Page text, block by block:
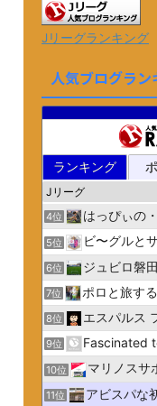
Jリーグランキング
人気ブログラン
ランキング
4位 はっぴぃの
5位 ビ〜グルとサ
6位 ジュビロ磐田
7位 ポロと旅す
8位 エスパルス
9位 Fascinated
10位 マリノスサ
11位 アビスパな